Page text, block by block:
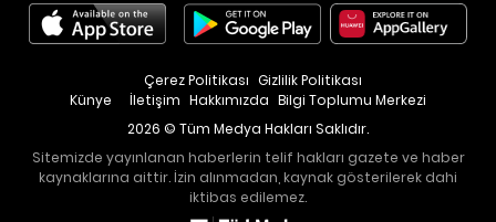
Künye İletişim Hakkımızda Bilgi Toplumu Merkezi
Çerez Politikası Gizlilik Politikası
2026 © Tüm Medya Hakları Saklıdır.
Sitemizde yayınlanan haberlerin telif hakları gazete ve haber
kaynaklarına aittir. İzin alınmadan, kaynak gösterilerek dahi
iktibas edilemez.